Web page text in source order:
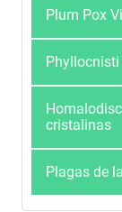
Plum Pox
cristalinas
Plagas de